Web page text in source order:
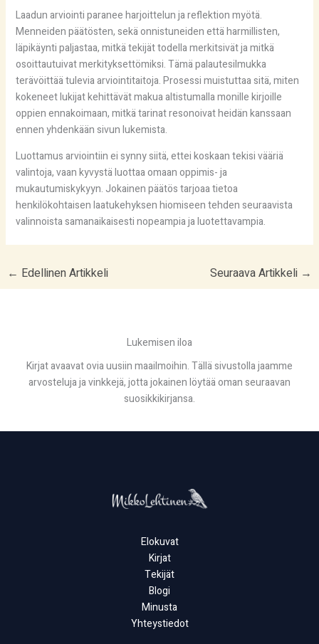
Laadun arviointi paranee harjoittelun ja reflektion myötä.
Menneiden päätösten, sekä onnistuneiden että harmillisten,
läpikäynti paljastaa, mitkä tekijät todella merkitsivät ja mitkä
osoittautuivat merkityksettömiksi. Tämä palautesilmukka
terävöittää tulevia arviointitaitoja. Prosessi muistuttaa sitä, miten
kokeneet lukijat kehittävät makua altistumalla monille kirjoille
oppien ennakoimaan, mitkä tarinat resonoivat heidän kanssaan
ennen yhdenkään sivun lukemista.
Luottamus arviointiin ei synny siitä, ettei koskaan tekisi vääriä
valintoja, vaan kyvystä luottaa omaan oppimis- ja
mukautumiskykyyn. Jokainen päätös tarjoaa tietoa
henkilökohtaisen laatukehyksen hiomiseen tehden seuraavista
valinnoista samanaikaisesti nopeampia ja luotettavampia.
← Edellinen Artikkeli Seuraava Artikkeli →
Lukemisen iloa
Kirjat avaavat ovia uusiin maailmoihin. Tällä sivustolla jaamme
arvosteluja ja vinkkejä, jotta jokainen löytää oman seuraavan
suosikkikirjansa.
Elokuvat
Kirjat
Tekijät
Blogi
Minusta
Yhteystiedot